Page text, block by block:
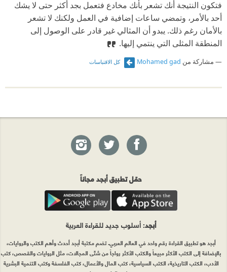
فتكون النتيجة أنك تشعر بأنك مخادع فتعمل بجد أكثر حتى لا يشك
أحد بالأمر، وتمضي ساعات إضافية في العمل ولكنك لا تشعر
بالأمان رغم ذلك. يبدو أن المثالي غير قادر على الوصول إلى
المنطقة المثلى التي ينتمي إليها.‏
مشاركة من Mohamed gad كل الاقتباسات
حمّل تطبيق أبجد مجاناً
أبجد: أسلوب جديد للقراءة العربية
أبجد هو تطبيق القراءة رقم واحد في العالم العربي. تضم مكتبة أبجد أحدث وأهم الكتب والروايات،
بالإضافة إلى الكتب الأكثر مبيعاً والكتب الأكثر رواجاً من شتّى المجالات، مثل الروايات والقصص، كتب
الأدب، الكتب التاريخية، الكتب السياسية، كتب المال والأعمال، كتب الفلسفة وكتب التنمية البشرية